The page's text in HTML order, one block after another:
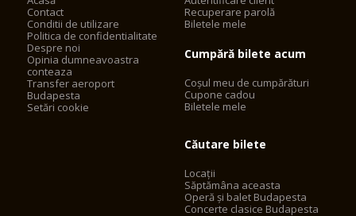
Contact
Conditii de utilizare
Politica de confidentialitate
Despre noi
Opinia dumneavoastra
conteaza
Transfer aeroport
Budapesta
Setări cookie
Recuperare parolă
Biletele mele
Cumpără bilete acum
Coșul meu de cumpărături
Cupone cadou
Biletele mele
Căutare bilete
Locații
Săptămâna aceasta
Operă și balet Budapesta
Concerte clasice Budapesta